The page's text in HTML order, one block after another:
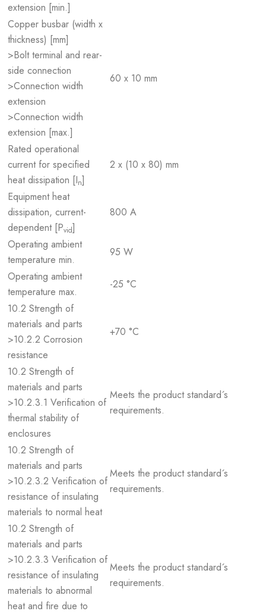
extension [min.]
Copper busbar (width x
thickness) [mm]
>Bolt terminal and rear-
side connection
>Connection width
extension
>Connection width
extension [max.]
60 x 10 mm
Rated operational
current for specified
heat dissipation [In]
2 x (10 x 80) mm
Equipment heat
dissipation, current-
dependent [Pvid]
800 A
Operating ambient
temperature min.
95 W
Operating ambient
temperature max.
-25 °C
10.2 Strength of
materials and parts
>10.2.2 Corrosion
resistance
+70 °C
10.2 Strength of
materials and parts
>10.2.3.1 Verification of
thermal stability of
enclosures
Meets the product standard´s
requirements.
10.2 Strength of
materials and parts
>10.2.3.2 Verification of
resistance of insulating
materials to normal heat
Meets the product standard´s
requirements.
10.2 Strength of
materials and parts
>10.2.3.3 Verification of
resistance of insulating
materials to abnormal
heat and fire due to
Meets the product standard´s
requirements.